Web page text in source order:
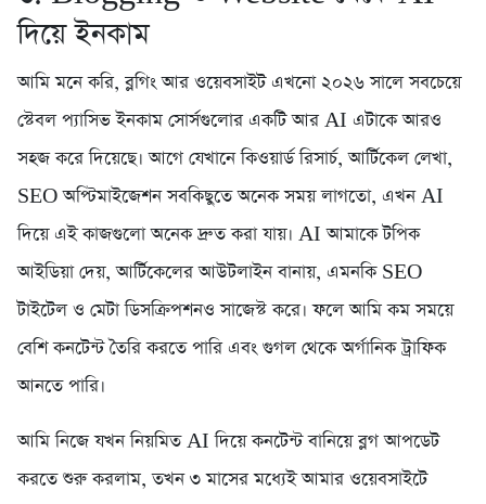
দিয়ে ইনকাম
আমি মনে করি, ব্লগিং আর ওয়েবসাইট এখনো ২০২৬ সালে সবচেয়ে
স্টেবল প্যাসিভ ইনকাম সোর্সগুলোর একটি আর AI এটাকে আরও
সহজ করে দিয়েছে। আগে যেখানে কিওয়ার্ড রিসার্চ, আর্টিকেল লেখা,
SEO অপ্টিমাইজেশন সবকিছুতে অনেক সময় লাগতো, এখন AI
দিয়ে এই কাজগুলো অনেক দ্রুত করা যায়। AI আমাকে টপিক
আইডিয়া দেয়, আর্টিকেলের আউটলাইন বানায়, এমনকি SEO
টাইটেল ও মেটা ডিসক্রিপশনও সাজেস্ট করে। ফলে আমি কম সময়ে
বেশি কনটেন্ট তৈরি করতে পারি এবং গুগল থেকে অর্গানিক ট্রাফিক
আনতে পারি।
আমি নিজে যখন নিয়মিত AI দিয়ে কনটেন্ট বানিয়ে ব্লগ আপডেট
করতে শুরু করলাম, তখন ৩ মাসের মধ্যেই আমার ওয়েবসাইটে